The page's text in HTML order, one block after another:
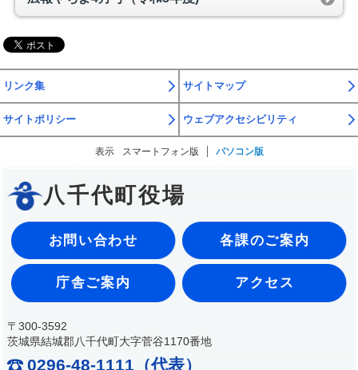
リンク集 サイトマップ
サイトポリシー ウェブアクセシビリティ
表示 スマートフォン版 パソコン版
八千代町役場
お問い合わせ 各課のご案内
庁舎ご案内 アクセス
〒300-3592
茨城県結城郡八千代町大字菅谷1170番地
0296-48-1111（代表）